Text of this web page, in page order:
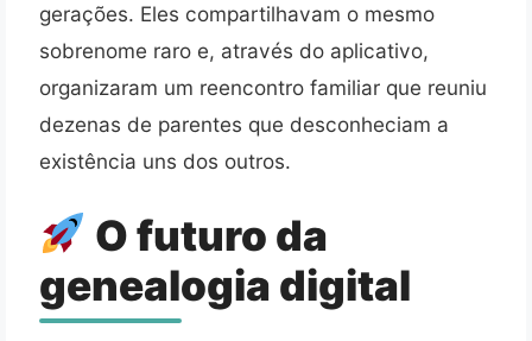
gerações. Eles compartilhavam o mesmo
sobrenome raro e, através do aplicativo,
organizaram um reencontro familiar que reuniu
dezenas de parentes que desconheciam a
existência uns dos outros.
O futuro da
genealogia digital